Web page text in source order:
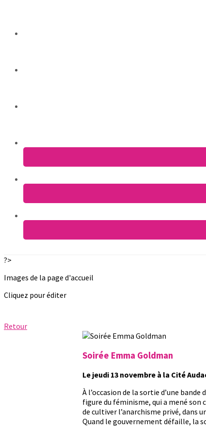
?>
Images de la page d'accueil
Cliquez pour éditer
Retour
Soirée Emma Goldman
Le jeudi 13 novembre à la Cité
À l’occasion de la sortie d’une
figure du féminisme, qui a mené son
de cultiver l’anarchisme privé, dans
Quand le gouvernement défaille, la